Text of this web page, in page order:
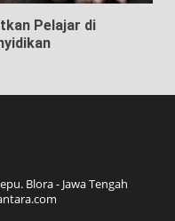
Pelajar di
Blora - Jawa Tengah